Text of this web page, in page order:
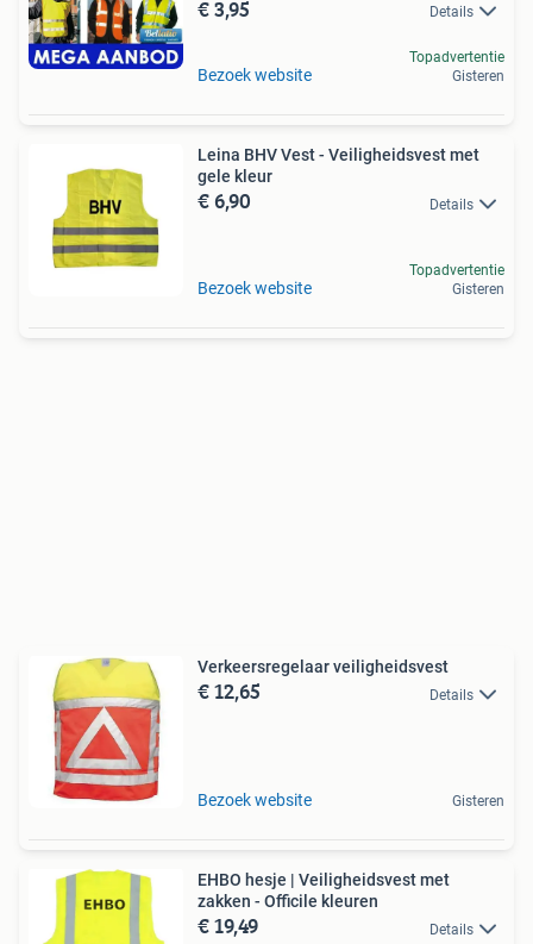
€ 3,95 Details
Bezoek website
Topadvertentie
Gisteren
Leina BHV Vest - Veiligheidsvest met
gele kleur
€ 6,90 Details
Bezoek website
Topadvertentie
Gisteren
Verkeersregelaar veiligheidsvest
€ 12,65 Details
Bezoek website Gisteren
EHBO hesje | Veiligheidsvest met
zakken - Officile kleuren
€ 19,49 Details